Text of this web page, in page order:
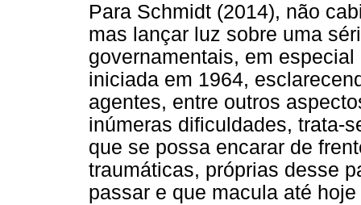
Para Schmidt (2014), não
mas lançar luz sobre uma
governamentais, em
iniciada em 1964,
agentes, entre outros
inúmeras dificuldades, trata-
que se possa encarar de
traumáticas, próprias desse
passar e que macula até